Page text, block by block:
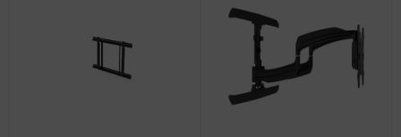
96.5 cm (21.5-38")